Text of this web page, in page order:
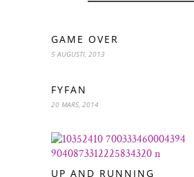
GAME OVER
5 AUGUSTI, 2013
FYFAN
20 MARS, 2014
UP AND RUNNING